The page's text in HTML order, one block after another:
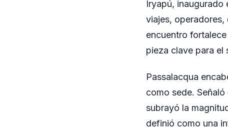
Iryapú, inaugurado
viajes,
encuentro
pieza clave para el
Passalacqua
como sede.
subrayó la
definió como una